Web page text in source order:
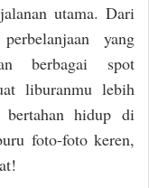
utama. Dari
yang
berbagai spot
liburanmu lebih
hidup di
foto-foto keren,